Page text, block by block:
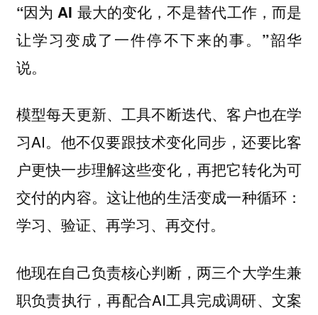
“因为 AI 最大的变化，不是替代工作，而是
让学习变成了一件停不下来的事。”韶华
说。
模型每天更新、工具不断迭代、客户也在学
习AI。 他不仅要跟技术变化同步，还要比客
户更快一步理解这些变化，再把它转化为可
交付的内容。这让他的生活变成一种循环：
学习、验证、再学习、再交付。
他现在自己负责核心判断，两三个大学生兼
职负责执行，再配合AI工具完成调研、文案